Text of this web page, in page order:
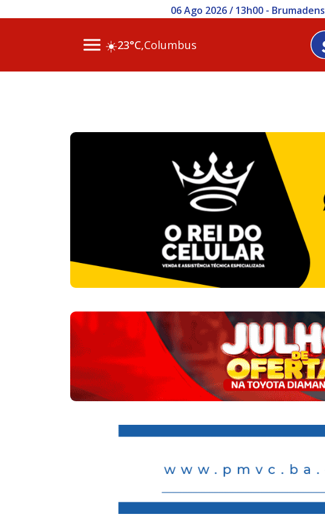
06 Ago 2026 / 11h00 - Polícia Civil
☀️23°C,Columbus